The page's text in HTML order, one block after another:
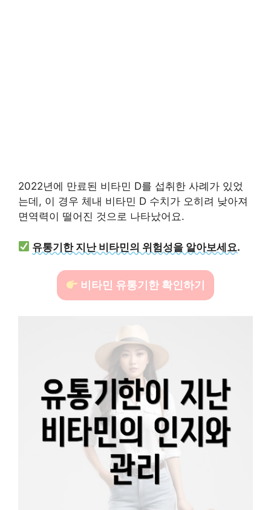
2022년에 만료된 비타민 D를 섭취한 사례가 있었
는데, 이 경우 체내 비타민 D 수치가 오히려 낮아져
면역력이 떨어진 것으로 나타났어요.
유통기한 지난 비타민의 위험성을 알아보세요.
비타민 유통기한 확인하기